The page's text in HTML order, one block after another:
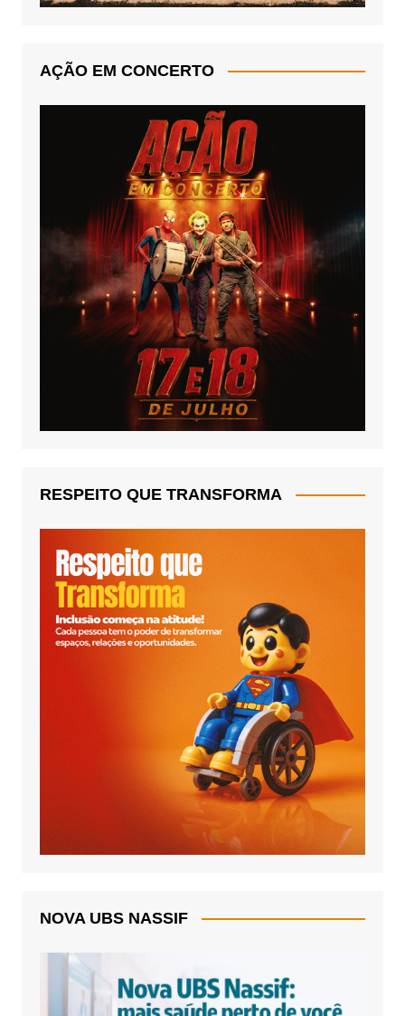
AÇÃO EM CONCERTO
RESPEITO QUE TRANSFORMA
NOVA UBS NASSIF